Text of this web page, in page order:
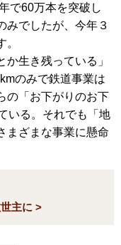
で60万本を突破し
みでしたが、今年３
生き残っている」
のみで鉄道事業は
の「お下がりのお下
いる。それでも「地
まざまな事業に懸命
主に >